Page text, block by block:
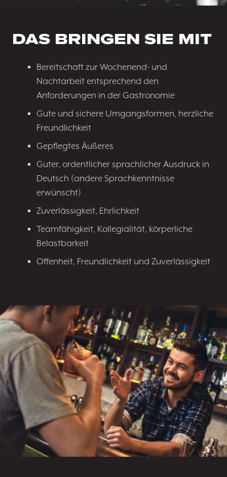
DAS BRINGEN SIE MIT
Bereitschaft zur Wochenend- und
Nachtarbeit entsprechend den
Anforderungen in der Gastronomie
Gute und sichere Umgangsformen, herzliche
Freundlichkeit
Gepflegtes Äußeres
Guter, ordentlicher sprachlicher Ausdruck in
Deutsch (andere Sprachkenntnisse
erwünscht)
Zuverlässigkeit, Ehrlichkeit
Teamfähigkeit, Kollegialität, körperliche
Belastbarkeit
Offenheit, Freundlichkeit und Zuverlässigkeit